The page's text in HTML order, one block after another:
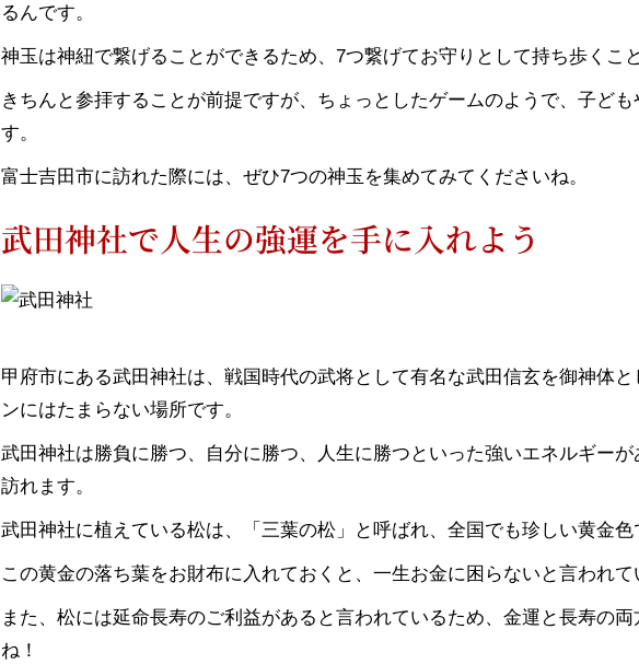
るんです。
神玉は神紐で繋げることができるため、7つ繋げてお守りとして持ち歩くこ
きちんと参拝することが前提ですが、ちょっとしたゲームのようで、子ど
す。
富士吉田市に訪れた際には、ぜひ7つの神玉を集めてみてくださいね。
武田神社で人生の強運を手に入れよう
甲府市にある武田神社は、戦国時代の武将として有名な武田信玄を御神体
ンにはたまらない場所です。
武田神社は勝負に勝つ、自分に勝つ、人生に勝つといった強いエネルギー
訪れます。
武田神社に植えている松は、「三葉の松」と呼ばれ、全国でも珍しい黄金色
この黄金の落ち葉をお財布に入れておくと、一生お金に困らないと言われて
また、松には延命長寿のご利益があると言われているため、金運と長寿の
ね！